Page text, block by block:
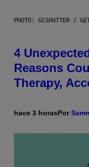
PHOTO: GCSHUTTER /
4
Reasons
Therapy,
hace 3 horasPor